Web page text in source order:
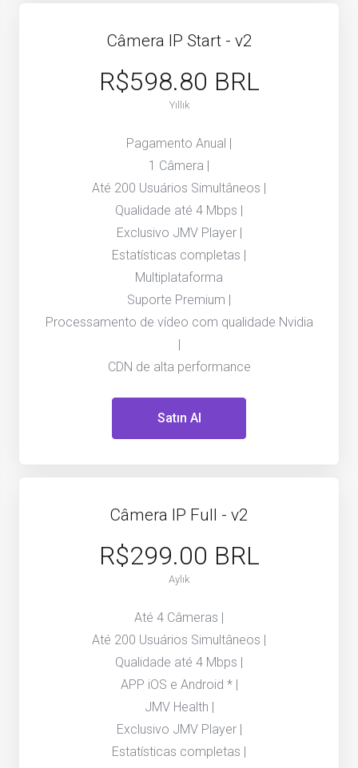
Câmera IP Start - v2
R$598.80 BRL
Yıllık
Pagamento Anual |
1 Câmera |
Até 200 Usuários Simultâneos |
Qualidade até 4 Mbps |
Exclusivo JMV Player |
Estatísticas completas |
Multiplataforma
Suporte Premium |
Processamento de vídeo com qualidade Nvidia
|
CDN de alta performance
Satın Al
Câmera IP Full - v2
R$299.00 BRL
Aylık
Até 4 Câmeras |
Até 200 Usuários Simultâneos |
Qualidade até 4 Mbps |
APP iOS e Android * |
JMV Health |
Exclusivo JMV Player |
Estatísticas completas |